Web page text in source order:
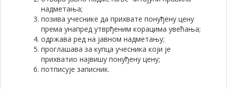
надметања;
позива учеснике да прихвате понуђену цену
према унапред утврђеним корацима увећања;
одржава ред на јавном надметању;
проглашава за купца учесника који је
прихватио највишу понуђену цену;
потписује записник.